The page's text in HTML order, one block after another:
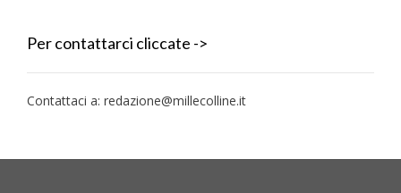
Per contattarci cliccate ->
Contattaci a: redazione@millecolline.it